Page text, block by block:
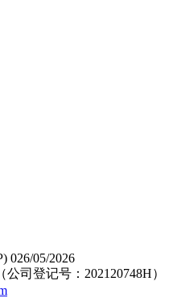
026/05/2026
司登记号：202120748H）